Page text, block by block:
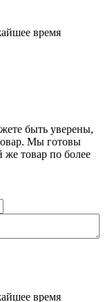
время
быть уверены,
Мы готовы
товар по более
время